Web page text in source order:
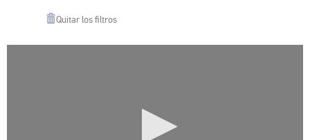
Quitar los filtros